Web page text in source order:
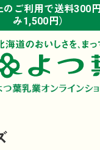
ご利用で送料300
み1,500円）
ご利用で送料300
み1,500円）
ご利用で送料300
み1,500円）